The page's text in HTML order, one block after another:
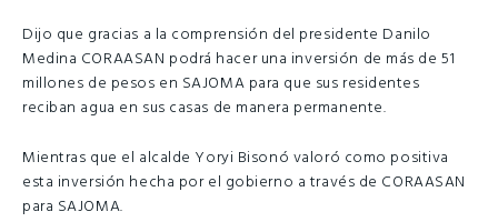
Dijo que gracias a la comprensión del presidente Danilo
Medina CORAASAN podrá hacer una inversión de más de 51
millones de pesos en SAJOMA para que sus residentes
reciban agua en sus casas de manera permanente.
Mientras que el alcalde Yoryi Bisonó valoró como positiva
esta inversión hecha por el gobierno a través de CORAASAN
para SAJOMA.